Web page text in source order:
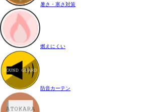
暑さ・寒さ対策
燃えにくい
防音カーテン